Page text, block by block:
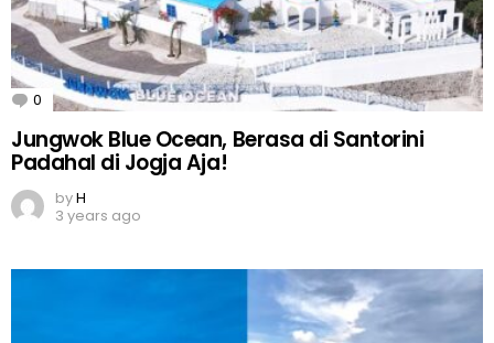
0 Comments
Jungwok Blue Ocean, Berasa di Santorini
Padahal di Jogja Aja!
byH
3 years ago